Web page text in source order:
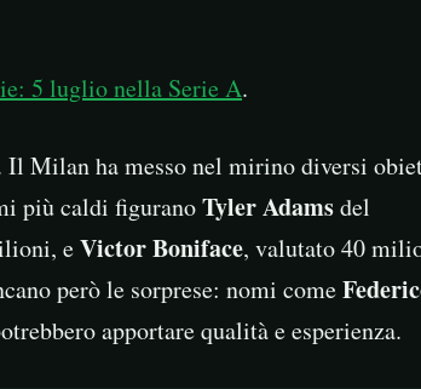
5 luglio nella Serie A.
Milan ha messo nel mirino diversi
più caldi figuranoTyler Adamsdel
eVictor Boniface, valutato 40
però le sorprese: nomi come
apportare qualità e esperienza.